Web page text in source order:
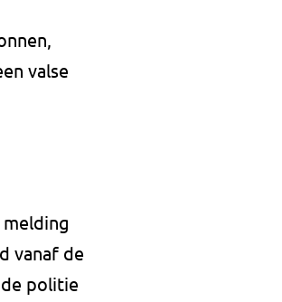
valse
vanaf de
politie